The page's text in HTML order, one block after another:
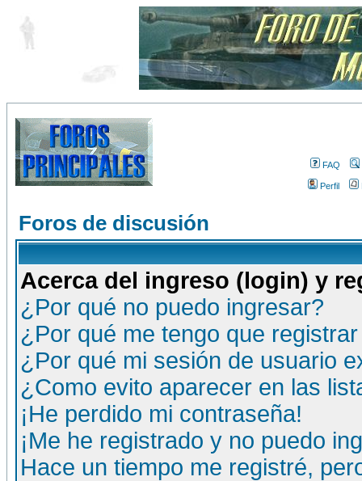
FAQ
Perfil
Foros de discusión
Acerca del ingreso (login) y
¿Por qué no puedo ingresar?
¿Por qué me tengo que
¿Por qué mi sesión de usuario
¿Como evito aparecer en las
¡He perdido mi contraseña!
¡Me he registrado y no puedo
Hace un tiempo me registré,